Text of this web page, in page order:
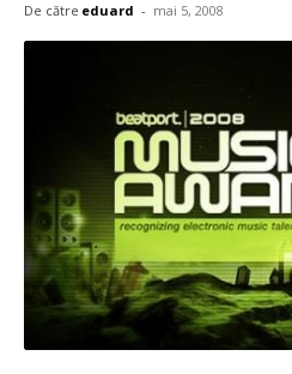
De către eduard - mai 5, 2008